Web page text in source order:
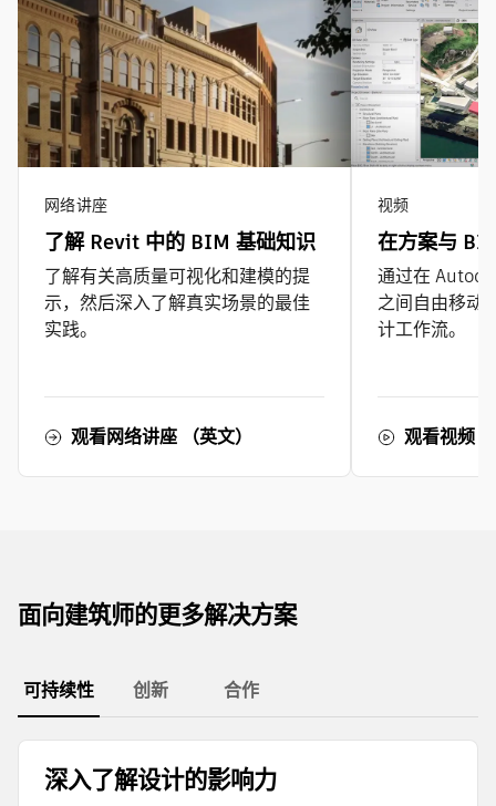
网络讲座
了解 Revit 中的 BIM 基础知识
了解有关高质量可视化和建模的提
示，然后深入了解真实场景的最佳
实践。
观看网络讲座 （英文）
视频
在方案与
通过在
之间自由移动
计工作流。
观看视频
面向建筑师的更多解决方案
可持续性 创新 合作
深入了解设计的影响力